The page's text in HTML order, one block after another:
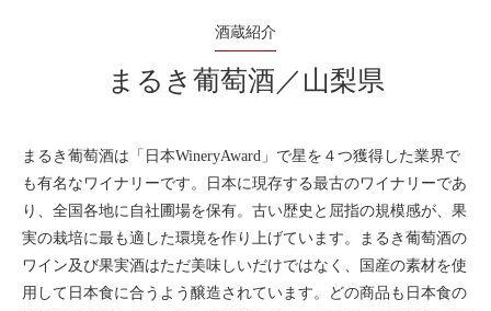
酒蔵紹介
まるき葡萄酒／山梨県
まるき葡萄酒は「日本WineryAward」で星を４つ獲得した業界で
も有名なワイナリーです。日本に現存する最古のワイナリーであ
り、全国各地に自社圃場を保有。古い歴史と屈指の規模感が、果
実の栽培に最も適した環境を作り上げています。まるき葡萄酒の
ワイン及び果実酒はただ美味しいだけではなく、国産の素材を使
用して日本食に合うよう醸造されています。どの商品も日本食の